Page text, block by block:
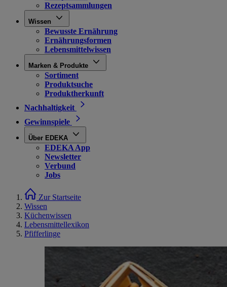
Rezeptsammlungen
Wissen
Bewusste Ernährung
Ernährungsformen
Lebensmittelwissen
Marken & Produkte
Sortiment
Produktsuche
Produktherkunft
Nachhaltigkeit
Gewinnspiele
Über EDEKA
EDEKA App
Newsletter
Verbund
Jobs
Zur Startseite
Wissen
Küchenwissen
Lebensmittellexikon
Pfifferlinge